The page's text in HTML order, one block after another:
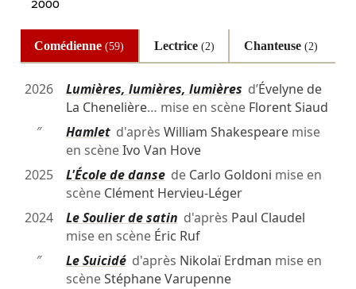
Comédienne(59) Lectrice (2) Chanteuse(2)
2026 Lumières, lumières, lumières d’Évelyne de
La Chenelière… mise en scène Florent Siaud
″
Hamletd'après William Shakespearemise
en scèneIvo Van Hove
2025
L'École de dansede Carlo Goldoni mise en
scène Clément Hervieu-Léger
2024
Le Soulier de satin d'après Paul Claudel
mise en scène Éric Ruf
″
Le Suicidéd'après Nikolaï Erdman mise en
scèneStéphane Varupenne